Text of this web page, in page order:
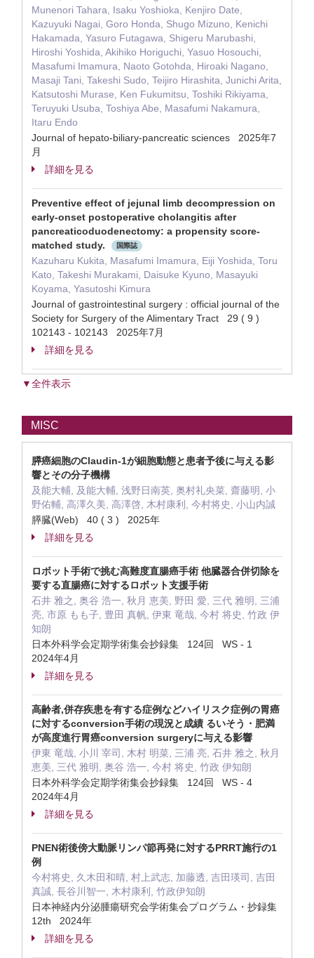
Munenori Tahara, Isaku Yoshioka, Kenjiro Date,
Kazuyuki Nagai, Goro Honda, Shugo Mizuno, Kenichi
Hakamada, Yasuro Futagawa, Shigeru Marubashi,
Hiroshi Yoshida, Akihiko Horiguchi, Yasuo Hosouchi,
Masafumi Imamura, Naoto Gotohda, Hiroaki Nagano,
Masaji Tani, Takeshi Sudo, Teijiro Hirashita, Junichi Arita,
Katsutoshi Murase, Ken Fukumitsu, Toshiki Rikiyama,
Teruyuki Usuba, Toshiya Abe, Masafumi Nakamura,
Itaru Endo
Journal of hepato-biliary-pancreatic sciences 2025年7
月
詳細を見る
Preventive effect of jejunal limb decompression on
early-onset postoperative cholangitis after
pancreaticoduodenectomy: a propensity score-
matched study.
国際誌
Kazuharu Kukita, Masafumi Imamura, Eiji Yoshida, Toru
Kato, Takeshi Murakami, Daisuke Kyuno, Masayuki
Koyama, Yasutoshi Kimura
Journal of gastrointestinal surgery : official journal of the
Society for Surgery of the Alimentary Tract 29 ( 9 )
102143 - 102143 2025年7月
詳細を見る
▼全件表示
MISC
膵癌細胞のClaudin-1が細胞動態と患者予後に与える影
響とその分子機構
及能大輔, 及能大輔, 浅野日南英, 奥村礼央菜, 齋藤明, 小
野佑輔, 高澤久美, 高澤啓, 木村康利, 今村将史, 小山内誠
膵臓(Web) 40 ( 3 ) 2025年
詳細を見る
ロボット手術で挑む高難度直腸癌手術 他臓器合併切除を
要する直腸癌に対するロボット支援手術
石井 雅之, 奥谷 浩一, 秋月 恵美, 野田 愛, 三代 雅明, 三浦
亮, 市原 もも子, 豊田 真帆, 伊東 竜哉, 今村 将史, 竹政 伊
知朗
日本外科学会定期学術集会抄録集 124回 WS - 1
2024年4月
詳細を見る
高齢者,併存疾患を有する症例などハイリスク症例の胃癌
に対するconversion手術の現況と成績 るいそう・肥満
が高度進行胃癌conversion surgeryに与える影響
伊東 竜哉, 小川 宰司, 木村 明菜, 三浦 亮, 石井 雅之, 秋月
恵美, 三代 雅明, 奥谷 浩一, 今村 将史, 竹政 伊知朗
日本外科学会定期学術集会抄録集 124回 WS - 4
2024年4月
詳細を見る
PNEN術後傍大動脈リンパ節再発に対するPRRT施行の1
例
今村将史, 久木田和晴, 村上武志, 加藤透, 吉田瑛司, 吉田
真誠, 長谷川智一, 木村康利, 竹政伊知朗
日本神経内分泌腫瘍研究会学術集会プログラム・抄録集
12th 2024年
詳細を見る